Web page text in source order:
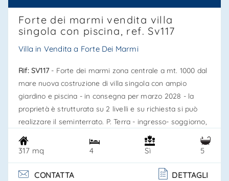
Forte dei marmi vendita villa
singola con piscina, ref. Sv117
Villa in Vendita a Forte Dei Marmi
Rif: SV117- Forte dei marmi zona centrale a mt. 1000 dal
mare nuova costruzione di villa singola con ampio
giardino e piscina - in consegna per marzo 2028 - la
proprietà è strutturata su 2 livelli e su richiesta si può
realizzare il seminterrato. P. Terra - ingresso- soggiorno,
cucina, bagno di cortesia e camera matrimoniale con
vano guardaroba e bagno esclusivo, disimpegno, piano
e due bagni esclusivi, 2 camere ciascuna con vano gu. . .
317 mq 4 Sì 5
CONTATTA DETTAGLI